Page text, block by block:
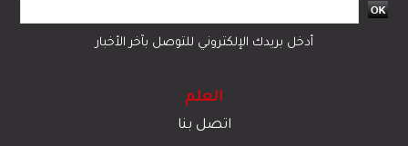
أدخل بريدك الإلكتروني للتوصل بآخر الأخبار
العلم
اتصل بنا